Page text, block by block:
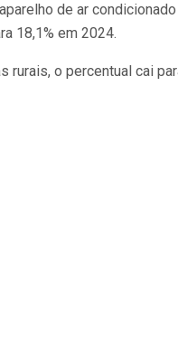
de ar
18,1% em 2024.
o percentual cai